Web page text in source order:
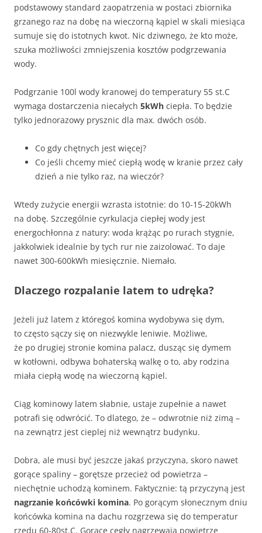
podstawowy standard zaopatrzenia w postaci zbiornika
grzanego raz na dobę na wieczorną kąpiel w skali miesiąca
sumuje się do istotnych kwot. Nic dziwnego, że kto może,
szuka możliwości zmniejszenia kosztów podgrzewania
wody.
Podgrzanie 100l wody kranowej do temperatury 55 st.C
wymaga dostarczenia niecałych 5kWh ciepła. To będzie
tylko jednorazowy prysznic dla max. dwóch osób.
Co gdy chętnych jest więcej?
Co jeśli chcemy mieć ciepłą wodę w kranie przez cały
dzień a nie tylko raz, na wieczór?
Wtedy zużycie energii wzrasta istotnie: do 10-15-20kWh
na dobę. Szczególnie cyrkulacja ciepłej wody jest
energochłonna z natury: woda krążąc po rurach stygnie,
jakkolwiek idealnie by tych rur nie zaizolować. To daje
nawet 300-600kWh miesięcznie. Niemało.
Dlaczego rozpalanie latem to udręka?
Jeżeli już latem z któregoś komina wydobywa się dym,
to często sączy się on niezwykle leniwie. Możliwe,
że po drugiej stronie komina palacz, dusząc się dymem
w kotłowni, odbywa bohaterską walkę o to, aby rodzina
miała ciepłą wodę na wieczorną kąpiel.
Ciąg kominowy latem słabnie, ustaje zupełnie a nawet
potrafi się odwrócić. To dlatego, że – odwrotnie niż zimą –
na zewnątrz jest cieplej niż wewnątrz budynku.
Dobra, ale musi być jeszcze jakaś przyczyna, skoro nawet
gorące spaliny – gorętsze przecież od powietrza –
niechętnie uchodzą kominem. Faktycznie: tą przyczyną jest
nagrzanie końcówki komina. Po gorącym słonecznym dniu
końcówka komina na dachu rozgrzewa się do temperatur
rzędu 60-80st.C. Gorące cegły nagrzewają powietrze